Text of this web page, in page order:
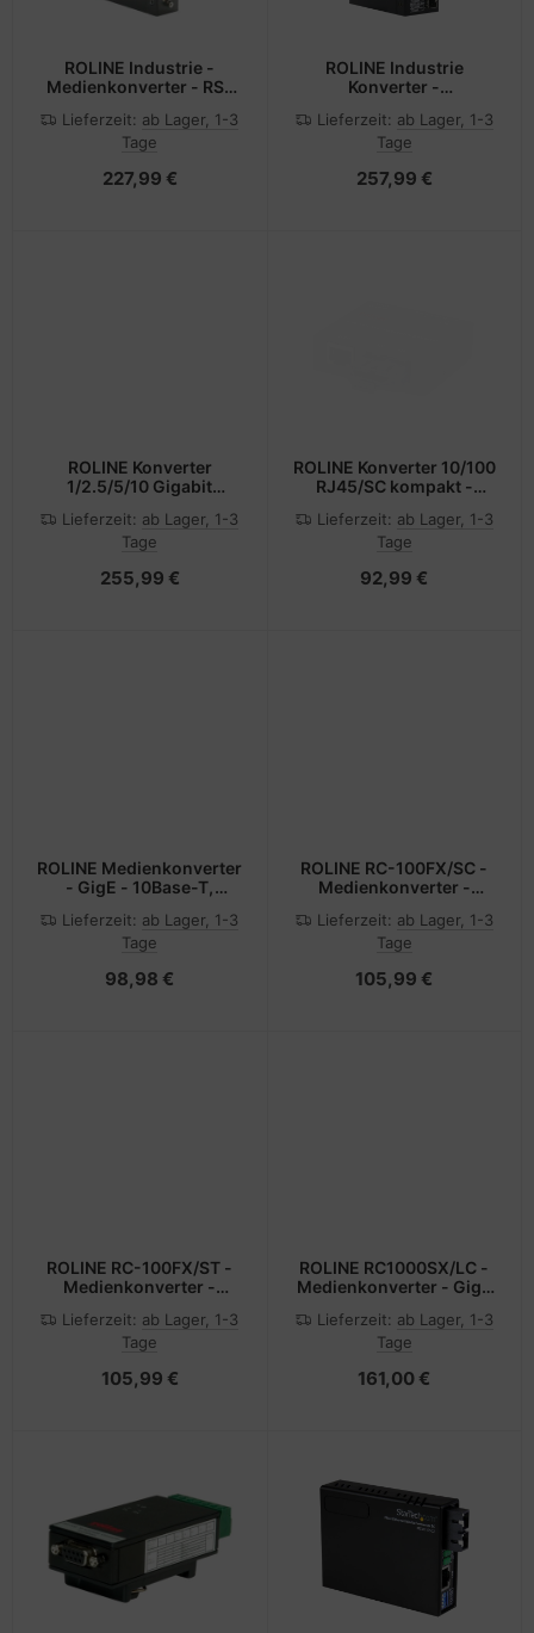
ROLINE Industrie -
Medienkonverter - RS-
Sub (DB-9)
Lieferzeit: ab Lager, 1-3
Tage
227,99 €
ROLINE Industrie
Konverter -
- 10Base-T, 100Base-TX,
1000Base-T, 1000Base-
SFP (mini-GBIC)
Lieferzeit: ab Lager, 1-3
Tage
257,99 €
ROLINE Konverter
1/2.5/5/10 Gigabit
SFP+ - Converter -
Ethernet
Lieferzeit: ab Lager, 1-3
Tage
255,99 €
ROLINE Konverter 10/100
RJ45/SC kompakt -
Lieferzeit: ab Lager, 1-3
Tage
92,99 €
ROLINE Medienkonverter
- GigE - 10Base-T,
TX, 1000Base-T,
1000Base-X - RJ-45 /
Lieferzeit: ab Lager, 1-3
Tage
98,98 €
ROLINE RC-100FX/SC -
Medienkonverter -
Lieferzeit: ab Lager, 1-3
Tage
105,99 €
ROLINE RC-100FX/ST -
Medienkonverter -
Lieferzeit: ab Lager, 1-3
Tage
105,99 €
ROLINE RC1000SX/LC -
Medienkonverter - GigE
1000Base-T
Lieferzeit: ab Lager, 1-3
Tage
161,00 €